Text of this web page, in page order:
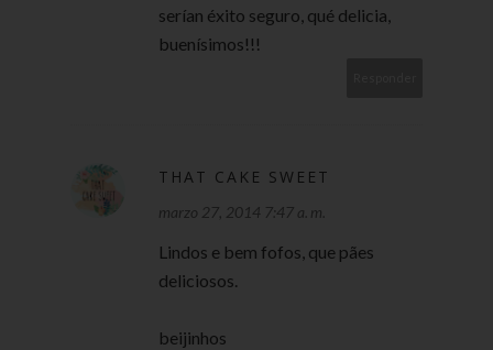
serían éxito seguro, qué delicia,
buenísimos!!!
THAT CAKE SWEET
marzo 27, 2014 7:47 a. m.
Lindos e bem fofos, que pães
deliciosos.
beijinhos